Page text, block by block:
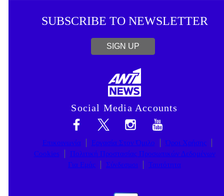
SUBSCRIBE TO NEWSLETTER
SIGN UP
Social Media Accounts
Επικοινωνία Εργασία Στον Όμιλο
Όροι Χρήσης
Cookies
Πολιτική Προστασίας Προσωπικών Δεδομένων
Για Εμάς
Σύνδεσμοι Ταυτότητα